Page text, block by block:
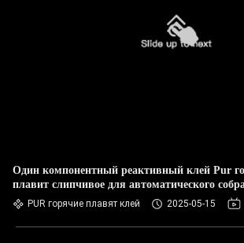
Один компонентный реактивный клей Pur
плавит слипчивое для автоматического
PUR горячие плавят клей 2025-05-15